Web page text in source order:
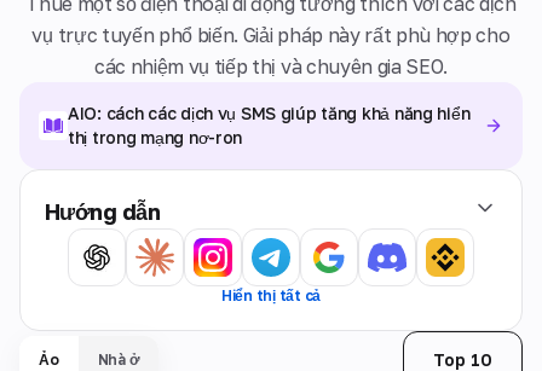
vụ trực tuyến phổ biến. Giải pháp này rất phù hợp cho
các nhiệm vụ tiếp thị và chuyên gia SEO.
AIO: cách các dịch vụ SMS giúp tăng khả năng hiển
thị trong mạng nơ-ron
Hướng dẫn
Hiển thị tất cả
Ảo Nhà ở Top 10